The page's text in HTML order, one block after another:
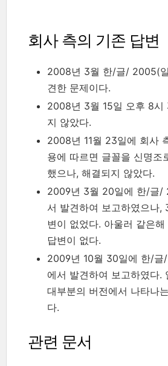
회사 측의 기존 답변
2008년 3월 한/글/ 2005(
견한 문제이다.
2008년 3월 15일 오후 8시
지 않았다.
2008년 11월 23일에 회사
용에 따르면 글꼴을 신명조
했으나, 해결되지 않았다.
2009년 3월 20일에 한/글/
서 발견하여 보고하였으나,
변이 없었다. 아울러 같은
답변이 없다.
2009년 10월 30일에 한/글
에서 발견하여 보고하였다.
대부분의 버전에서 나타나
다.
관련 문서